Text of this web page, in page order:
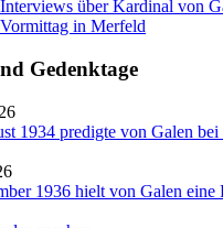
über Kardinal von
in Merfeld
Gedenktage
1934 predigte von Galen
1936 hielt von Galen eine